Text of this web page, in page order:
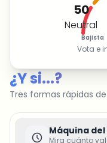
50
Neutral
Bajista
Vota e
¿Y si...?
Tres formas rápidas
Máquina del
Mira cuánto